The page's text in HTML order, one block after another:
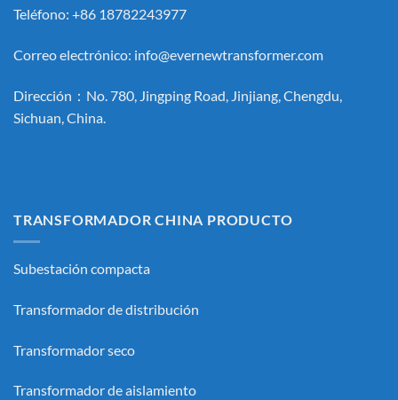
Teléfono: +86 18782243977
Correo electrónico: info@evernewtransformer.com
Dirección：No. 780, Jingping Road, Jinjiang, Chengdu,
Sichuan, China.
TRANSFORMADOR CHINA PRODUCTO
Subestación compacta
Transformador de distribución
Transformador seco
Transformador de aislamiento